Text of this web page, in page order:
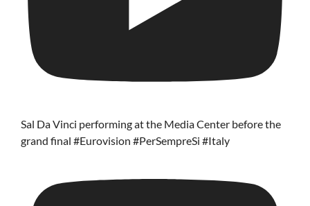
Sal Da Vinci performing at the Media Center before the
grand final #Eurovision #PerSempreSi #Italy